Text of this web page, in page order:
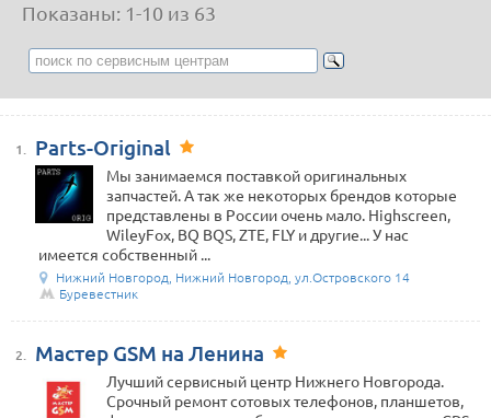
Показаны: 1-10 из 63
1. Parts-Original
Мы занимаемся поставкой оригинальных
запчастей. А так же некоторых брендов которые
представлены в России очень мало. Highscreen,
WileyFox, BQ BQS, ZTE, FLY и другие... У нас
имеется собственный ...
Нижний Новгород, Нижний Новгород, ул.Островского 14
Буревестник
2. Мастер GSM на Ленина
Лучший сервисный центр Нижнего Новгорода.
Срочный ремонт сотовых телефонов, планшетов,